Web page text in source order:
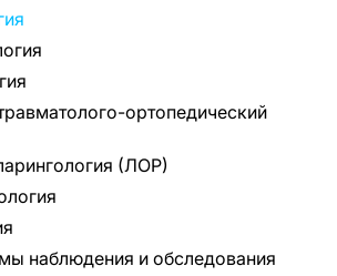
ортопедический
(ЛОР)
наблюдения и обследования